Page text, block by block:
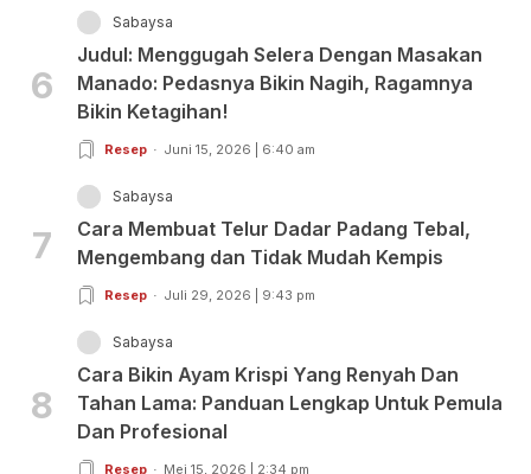
6
Sabaysa
Judul: Menggugah Selera Dengan Masakan
Manado: Pedasnya Bikin Nagih, Ragamnya
Bikin Ketagihan!
Resep Juni 15, 2026 | 6:40 am
7
Sabaysa
Cara Membuat Telur Dadar Padang Tebal,
Mengembang dan Tidak Mudah Kempis
Resep Juli 29, 2026 | 9:43 pm
8
Sabaysa
Cara Bikin Ayam Krispi Yang Renyah Dan
Tahan Lama: Panduan Lengkap Untuk Pemula
Dan Profesional
Resep Mei 15, 2026 | 2:34 pm